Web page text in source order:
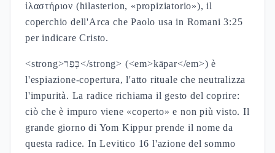
ἱλαστήριον (hilasterion, «propiziatorio»), il
coperchio dell'Arca che Paolo usa in Romani 3:25
per indicare Cristo.
<strong>כָּפַר</strong> (<em>kāpar</em>) è
l'espiazione-copertura, l'atto rituale che neutralizza
l'impurità. La radice richiama il gesto del coprire:
ciò che è impuro viene «coperto» e non più visto. Il
grande giorno di Yom Kippur prende il nome da
questa radice. In Levitico 16 l'azione del sommo